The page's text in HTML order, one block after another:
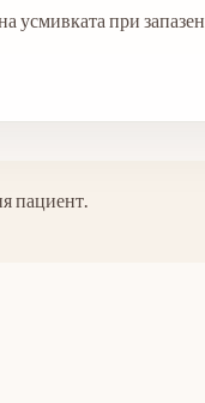
усмивката при запазен
пациент.